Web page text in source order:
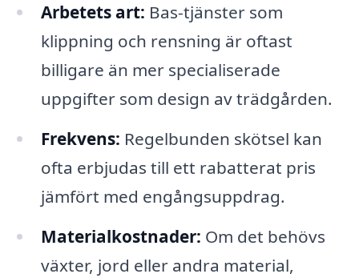
Arbetets art: Bas-tjänster som
klippning och rensning är oftast
billigare än mer specialiserade
uppgifter som design av trädgården.
Frekvens: Regelbunden skötsel kan
ofta erbjudas till ett rabatterat pris
jämfört med engångsuppdrag.
Materialkostnader: Om det behövs
växter, jord eller andra material,